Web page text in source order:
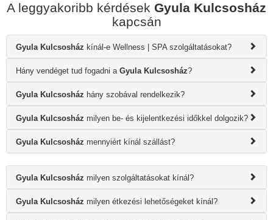
A leggyakoribb kérdések Gyula Kulcsosház
kapcsán
Gyula Kulcsosház kínál-e Wellness | SPA szolgáltatásokat?
Hány vendéget tud fogadni a Gyula Kulcsosház?
Gyula Kulcsosház hány szobával rendelkezik?
Gyula Kulcsosház milyen be- és kijelentkezési időkkel dolgozik?
Gyula Kulcsosház mennyiért kínál szállást?
Gyula Kulcsosház milyen szolgáltatásokat kínál?
Gyula Kulcsosház milyen étkezési lehetőségeket kínál?